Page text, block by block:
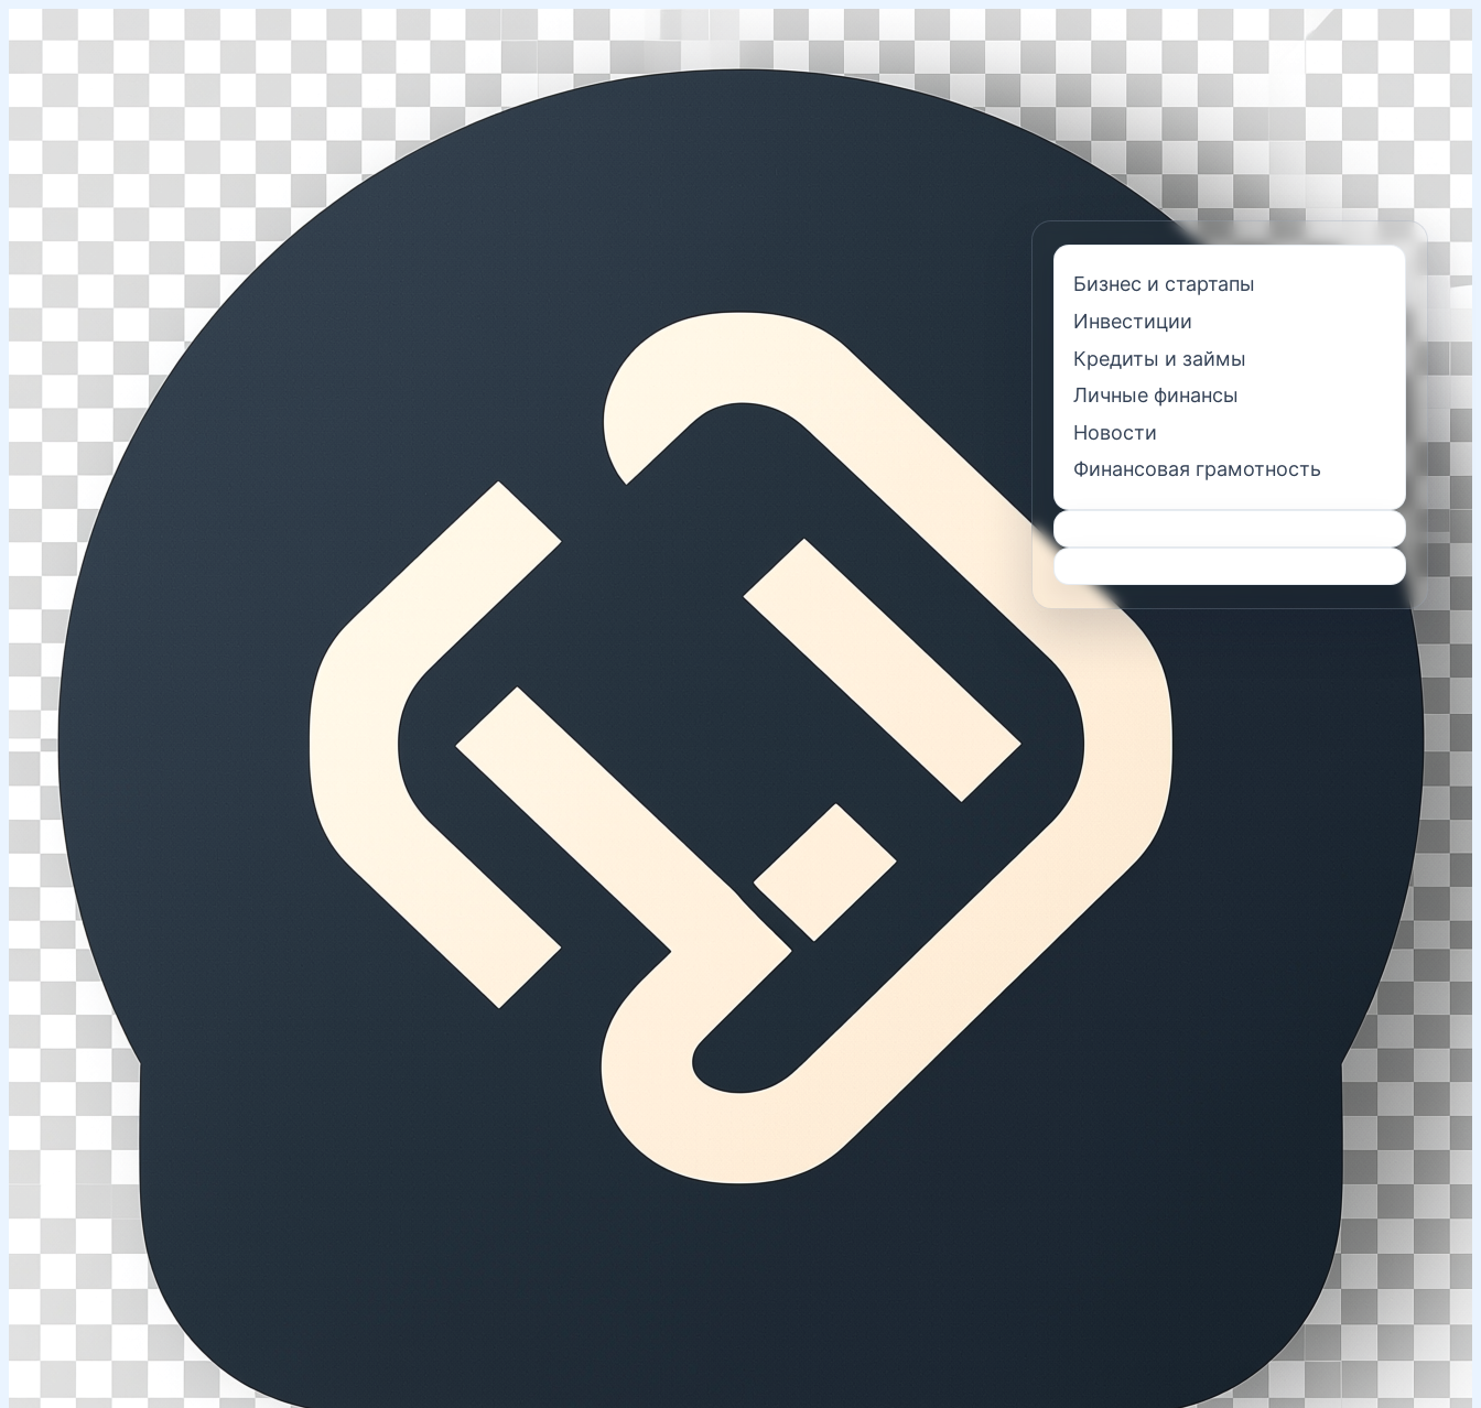
Бизнес и стартапы
Инвестиции
Кредиты и займы
Личные финансы
Новости
Финансовая грамотность